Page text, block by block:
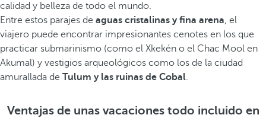
calidad y belleza de todo el mundo.
Entre estos parajes de aguas cristalinas y fina arena, el
viajero puede encontrar impresionantes cenotes en los que
practicar submarinismo (como el Xkekén o el Chac Mool en
Akumal) y vestigios arqueológicos como los de la ciudad
amurallada de Tulum y las ruinas de Cobal.
Ventajas de unas vacaciones todo incluido en